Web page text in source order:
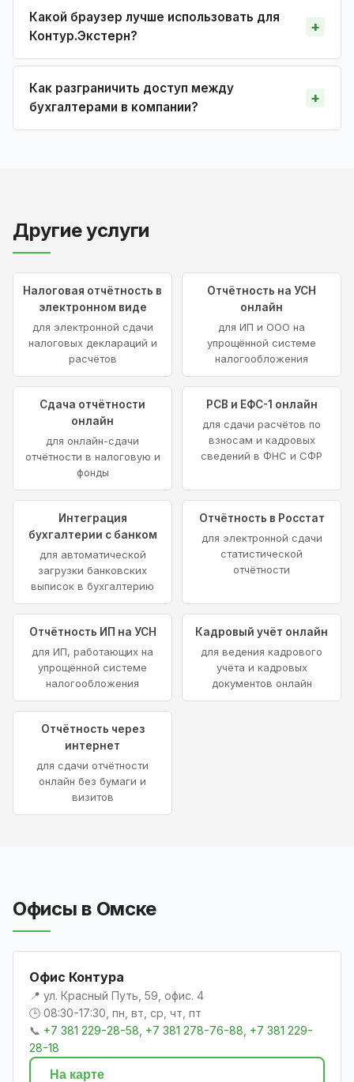
Какой браузер лучше использовать для
Контур.Экстерн?
Как разграничить доступ между
бухгалтерами в компании?
Другие услуги
Налоговая отчётность в
электронном виде
для электронной сдачи
налоговых деклараций и
расчётов
Отчётность на УСН
онлайн
для ИП и ООО на
упрощённой системе
налогообложения
Сдача отчётности
онлайн
для онлайн-сдачи
отчётности в налоговую и
фонды
РСВ и ЕФС-1 онлайн
для сдачи расчётов по
взносам и кадровых
сведений в ФНС и СФР
Интеграция
бухгалтерии с банком
для автоматической
загрузки банковских
выписок в бухгалтерию
Отчётность в Росстат
для электронной сдачи
статистической
отчётности
Отчётность ИП на УСН
для ИП, работающих на
упрощённой системе
налогообложения
Кадровый учёт онлайн
для ведения кадрового
учёта и кадровых
документов онлайн
Отчётность через
интернет
для сдачи отчётности
онлайн без бумаги и
визитов
Офисы в Омске
Офис Контура
📍 ул. Красный Путь, 59, офис. 4
🕒 08:30-17:30, пн, вт, ср, чт, пт
📞 +7 381 229-28-58, +7 381 278-76-88, +7 381 229-
28-18
На карте